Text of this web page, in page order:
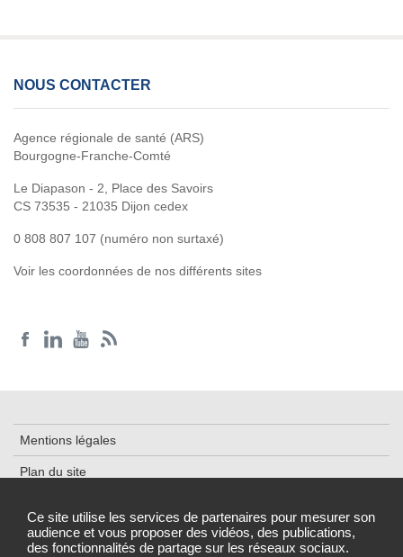
Ce site utilise les services de partenaires pour mesurer son
audience et vous proposer des vidéos, des publications,
des fonctionnalités de partage sur les réseaux sociaux.
NOUS CONTACTER
Agence régionale de santé (ARS)
Bourgogne-Franche-Comté
Le Diapason - 2, Place des Savoirs
CS 73535 - 21035 Dijon cedex
0 808 807 107 (numéro non surtaxé)
Voir les coordonnées de nos différents sites
Mentions légales
Plan du site
Données personnelles et cookies